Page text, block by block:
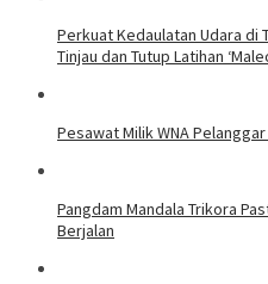
Perkuat Kedaulatan Udara di
Tinjau dan Tutup Latihan
Pesawat Milik WNA
Pangdam Mandala Trikora
Berjalan